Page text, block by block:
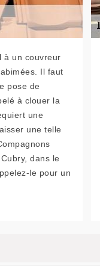
à un couvreur
Il faut
pose de
à clouer la
une
une telle
dans le
le pour un